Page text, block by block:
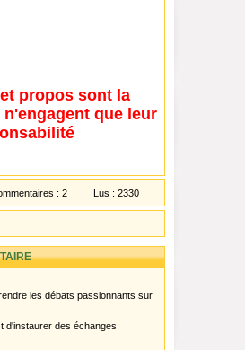
propos sont la
que leur
: 2 Lus : 2330
les débats passionnants sur
d'instaurer des échanges